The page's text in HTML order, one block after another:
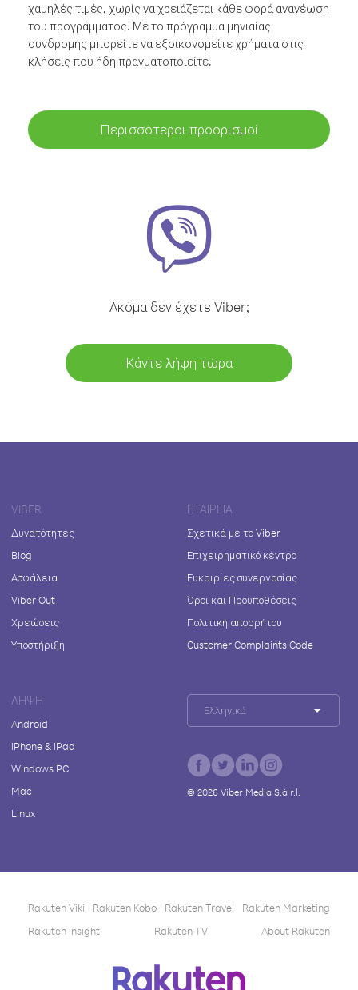
χαμηλές τιμές, χωρίς να χρειάζεται κάθε φορά ανανέωση
του προγράμματος. Με το πρόγραμμα μηνιαίας
συνδρομής μπορείτε να εξοικονομείτε χρήματα στις
κλήσεις που ήδη πραγματοποιείτε.
Περισσότεροι προορισμοί
Ακόμα δεν έχετε Viber;
Κάντε λήψη τώρα
VIBER
Δυνατότητες
Blog
Ασφάλεια
Viber Out
Χρεώσεις
Υποστήριξη
ΕΤΑΙΡΕΊΑ
Σχετικά με το Viber
Επιχειρηματικό κέντρο
Ευκαιρίες συνεργασίας
Όροι και Προϋποθέσεις
Πολιτική απορρήτου
Customer Complaints Code
ΛΉΨΗ
Android
iPhone & iPad
Windows PC
Mac
Linux
Ελληνικά
© 2026Viber Media S.à r.l.
Rakuten Viki Rakuten Kobo Rakuten Travel
Rakuten Marketing
Rakuten Insight
Rakuten TV About Rakuten